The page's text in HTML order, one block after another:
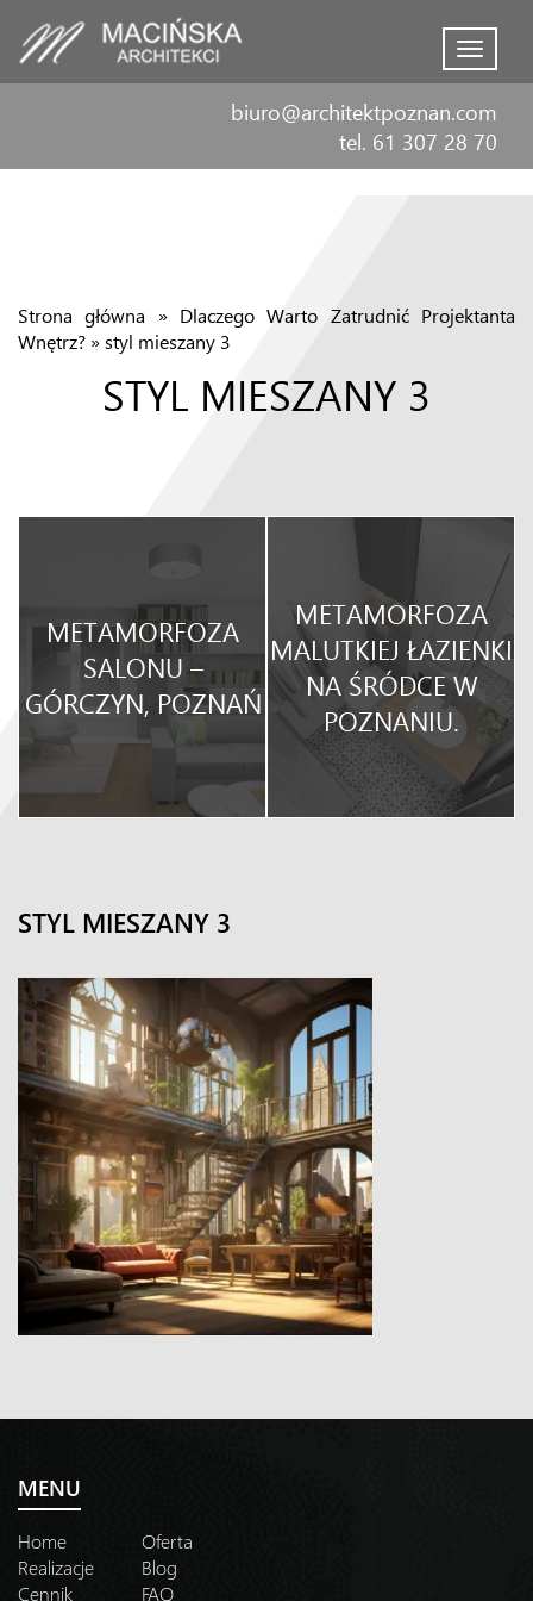
Menu
biuro@architektpoznan.com
tel. 61 307 28 70
Strona główna » Dlaczego Warto Zatrudnić Projektanta
Wnętrz? »styl mieszany 3
STYL MIESZANY 3
METAMORFOZA
SALONU –
GÓRCZYN, POZNAŃ
METAMORFOZA
MALUTKIEJ ŁAZIENKI
NA ŚRÓDCE W
POZNANIU.
STYL MIESZANY 3
MENU
Home
Oferta
Realizacje
Blog
Cennik
FAQ